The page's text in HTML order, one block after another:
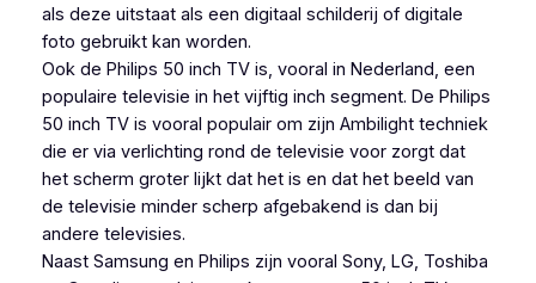
als deze uitstaat als een digitaal schilderij of digitale
foto gebruikt kan worden.
Ook de Philips 50 inch TV is, vooral in Nederland, een
populaire televisie in het vijftig inch segment. De Philips
50 inch TV is vooral populair om zijn Ambilight techniek
die er via verlichting rond de televisie voor zorgt dat
het scherm groter lijkt dat het is en dat het beeld van
de televisie minder scherp afgebakend is dan bij
andere televisies.
Naast Samsung en Philips zijn vooral Sony, LG, Toshiba